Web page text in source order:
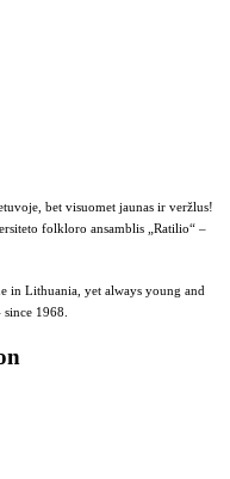
bet visuomet jaunas ir veržlus!
folkloro ansamblis „Ratilio“ –
in Lithuania, yet always young and
1968.